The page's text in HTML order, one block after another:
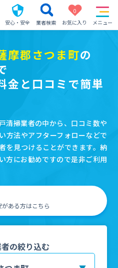
安心・安全 業者検索
0
お気に入り
メニュー
摩郡さつま町の
金と口コミで簡単
清掃業者の中から、口コミ数や
方法やアフターフォローなどで
を見つけることができます。納
方にお勧めですので是非ご利用
ある方はこちら
の絞り込む